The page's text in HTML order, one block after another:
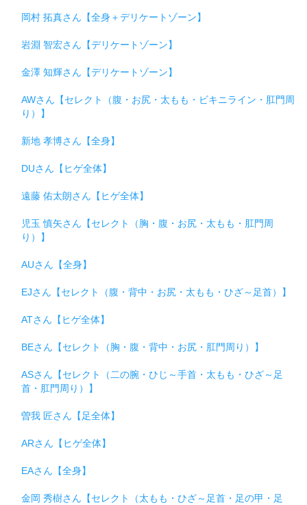
岡村 拓真さん【全身＋デリケートゾーン】
岩淵 智宏さん【デリケートゾーン】
金澤 知輝さん【デリケートゾーン】
AWさん【セレクト（腹・お尻・太もも・ビキニライン・肛門周
り）】
新地 孝博さん【全身】
DUさん【ヒゲ全体】
遠藤 佑太朗さん【ヒゲ全体】
児玉 慎矢さん【セレクト（胸・腹・お尻・太もも・肛門周
り）】
AUさん【全身】
EJさん【セレクト（腹・背中・お尻・太もも・ひざ～足首）】
ATさん【ヒゲ全体】
BEさん【セレクト（胸・腹・背中・お尻・肛門周り）】
ASさん【セレクト（二の腕・ひじ～手首・太もも・ひざ～足
首・肛門周り）】
曽我 匠さん【足全体】
ARさん【ヒゲ全体】
EAさん【全身】
金岡 秀樹さん【セレクト（太もも・ひざ～足首・足の甲・足